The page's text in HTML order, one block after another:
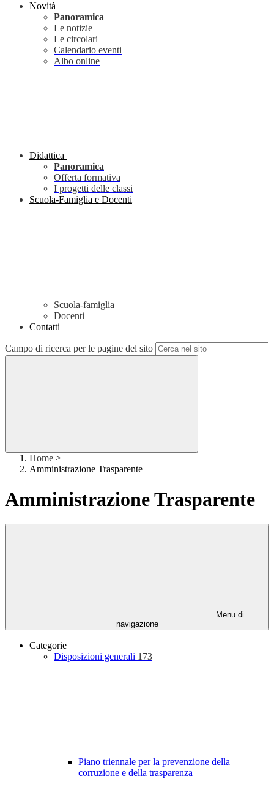
Novità
Panoramica
Le notizie
Le circolari
Calendario eventi
Albo online
Didattica
Panoramica
Offerta formativa
I progetti delle classi
Scuola-Famiglia e Docenti
Scuola-famiglia
Docenti
Contatti
Campo di ricerca per le pagine del sito
Home >
Amministrazione Trasparente
Amministrazione Trasparente
Menu di
navigazione
Categorie
Disposizioni generali 173
Piano triennale per la prevenzione della
corruzione e della trasparenza